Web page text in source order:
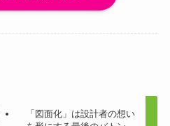
「図面化」は設計者の想い